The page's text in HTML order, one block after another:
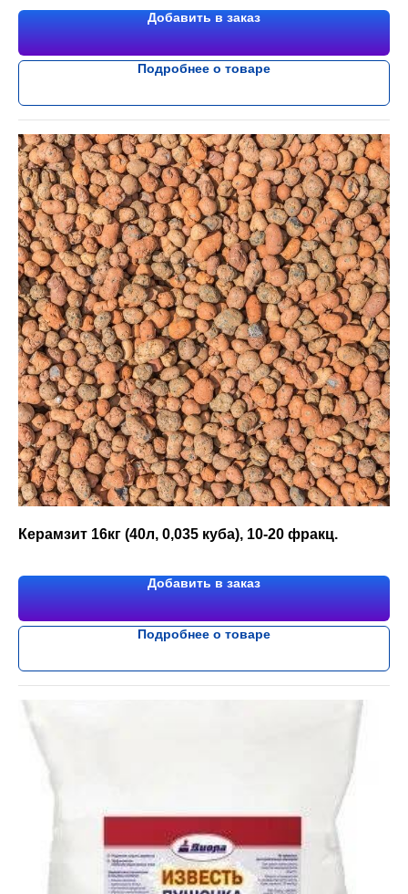
Добавить в заказ
Подробнее о товаре
Керамзит 16кг (40л, 0,035 куба), 10-20 фракц.
Добавить в заказ
Подробнее о товаре